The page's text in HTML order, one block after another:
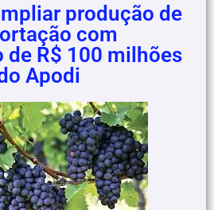
produção de
com
R$ 100 milhões
Apodi